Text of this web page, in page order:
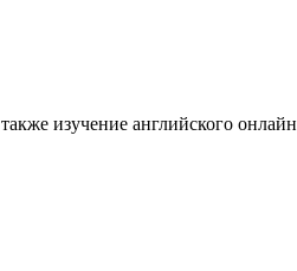
изучение английского онлайн